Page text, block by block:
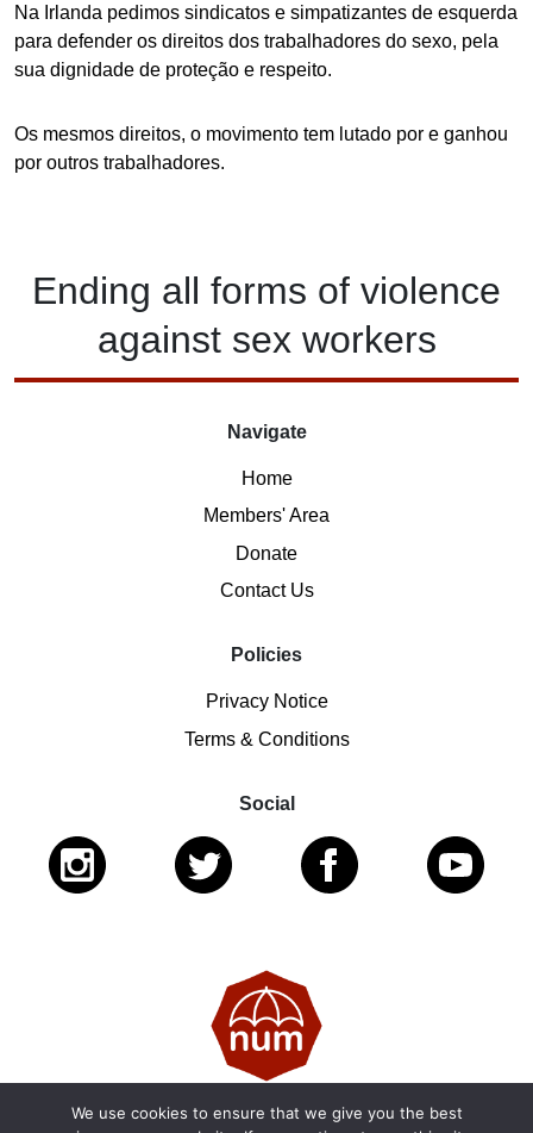
Na Irlanda pedimos sindicatos e simpatizantes de esquerda
para defender os direitos dos trabalhadores do sexo, pela
sua dignidade de proteção e respeito.
Os mesmos direitos, o movimento tem lutado por e ganhou
por outros trabalhadores.
Ending all forms of violence
against sex workers
Navigate
Home
Members' Area
Donate
Contact Us
Policies
Privacy Notice
Terms & Conditions
Social
We use cookies to ensure that we give you the best